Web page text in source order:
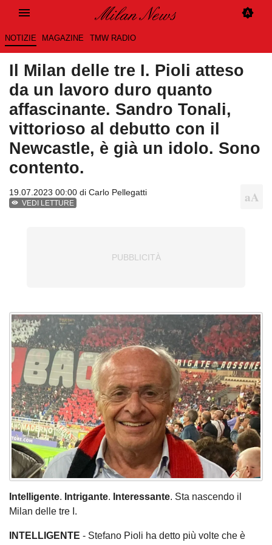
NOTIZIE MAGAZINE TMW RADIO
Il Milan delle tre I. Pioli atteso
da un lavoro duro quanto
affascinante. Sandro Tonali,
vittorioso al debutto con il
Newcastle, è già un idolo. Sono
contento.
19.07.2023 00:00 di Carlo Pellegatti
VEDI LETTURE
Intelligente. Intrigante. Interessante. Sta nascendo il
Milan delle tre I.
INTELLIGENTE - Stefano Pioli ha detto più volte che è